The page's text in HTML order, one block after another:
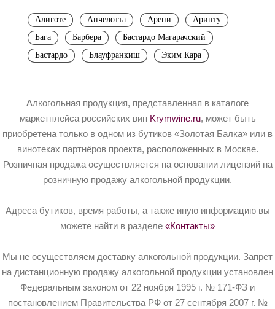
Алиготе Анчелотта Арени
Аринту
Бага
Барбера
Бастардо Магарачский
Бастардо
Блауфранкиш Эким Кара
Алкогольная продукция, представленная в каталоге
маркетплейса российских вин Krymwine.ru, может быть
приобретена только в одном из бутиков «Золотая Балка» или в
винотеках партнёров проекта, расположенных в Москве.
Розничная продажа осуществляется на основании лицензий на
розничную продажу алкогольной продукции.
Адреса бутиков, время работы, а также иную информацию вы
можете найти в разделе «Контакты»
Мы не осуществляем доставку алкогольной продукции. Запрет
на дистанционную продажу алкогольной продукции установлен
Федеральным законом от 22 ноября 1995 г. № 171-ФЗ и
постановлением Правительства РФ от 27 сентября 2007 г. №